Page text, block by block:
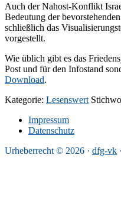
Auch der Nahost-Konflikt
Bedeutung der
schließlich das
vorgestellt.
Wie üblich gibt es das
Post und für den Infostand
Download.
Kategorie: Lesenswert
Impressum
Datenschutz
Urheberrecht © 2026 · dfg-vk ·